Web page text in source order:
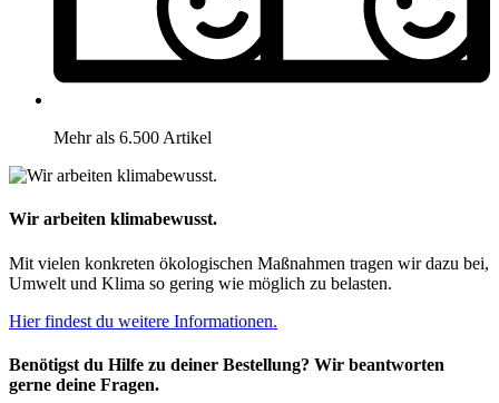
Mehr als 6.500 Artikel
Wir arbeiten klimabewusst.
Mit vielen konkreten ökologischen Maßnahmen tragen wir dazu bei,
Umwelt und Klima so gering wie möglich zu belasten.
Hier findest du weitere Informationen.
Benötigst du Hilfe zu deiner Bestellung? Wir beantworten
gerne deine Fragen.